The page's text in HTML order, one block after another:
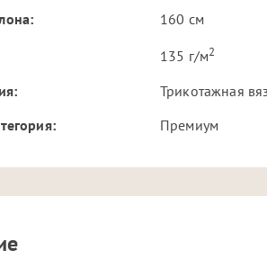
160 см
135 г/м2
Трикотажная
Премиум